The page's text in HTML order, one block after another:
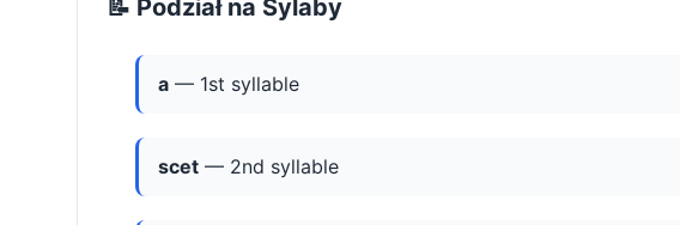
📝 Podział na Sylaby
a — 1st syllable
scet — 2nd syllable